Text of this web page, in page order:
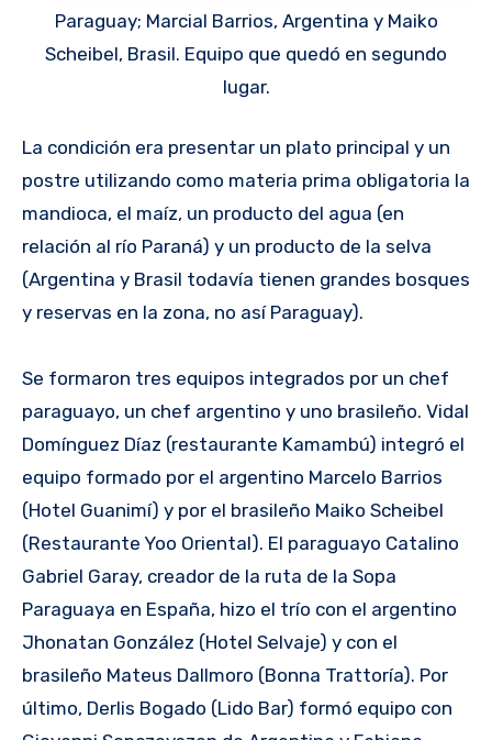
Paraguay; Marcial Barrios, Argentina y Maiko
Scheibel, Brasil. Equipo que quedó en segundo
lugar.
La condición era presentar un plato principal y un
postre utilizando como materia prima obligatoria la
mandioca, el maíz, un producto del agua (en
relación al río Paraná) y un producto de la selva
(Argentina y Brasil todavía tienen grandes bosques
y reservas en la zona, no así Paraguay).
Se formaron tres equipos integrados por un chef
paraguayo, un chef argentino y uno brasileño. Vidal
Domínguez Díaz (restaurante Kamambú) integró el
equipo formado por el argentino Marcelo Barrios
(Hotel Guanimí) y por el brasileño Maiko Scheibel
(Restaurante Yoo Oriental). El paraguayo Catalino
Gabriel Garay, creador de la ruta de la Sopa
Paraguaya en España, hizo el trío con el argentino
Jhonatan González (Hotel Selvaje) y con el
brasileño Mateus Dallmoro (Bonna Trattoría). Por
último, Derlis Bogado (Lido Bar) formó equipo con